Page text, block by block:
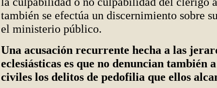
también se efectúa un discernimiento sobre
el ministerio público.
Una acusación recurrente hecha a las
eclesiásticas es que no denuncian también
civiles los delitos de pedofilia que ellos